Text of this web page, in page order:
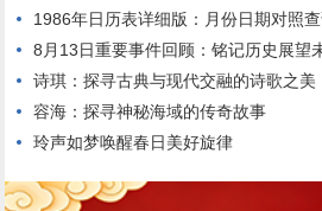
1986年日历表详细版：月份日期对照
8月13日重要事件回顾：铭记历史展望
诗琪：探寻古典与现代交融的诗歌之美
容海：探寻神秘海域的传奇故事
玲声如梦唤醒春日美好旋律